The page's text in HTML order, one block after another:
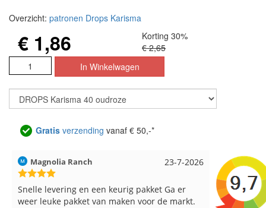
Overzicht: patronen Drops Karisma
€ 1,86
Korting 30%
€ 2,65
Gratis verzending vanaf € 50,-*
17-7-2026
Hilde uit Loyers
Reeds meerdere keren breigaren en
breinaalden besteld, altijd heel tevreden over
Loes uit
Snelle